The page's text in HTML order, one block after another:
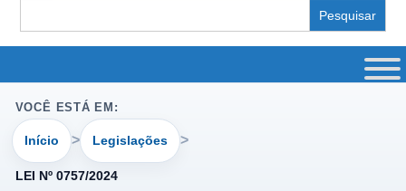
for:
VOCÊ ESTÁ EM:
Início Legislações
LEI Nº 0757/2024